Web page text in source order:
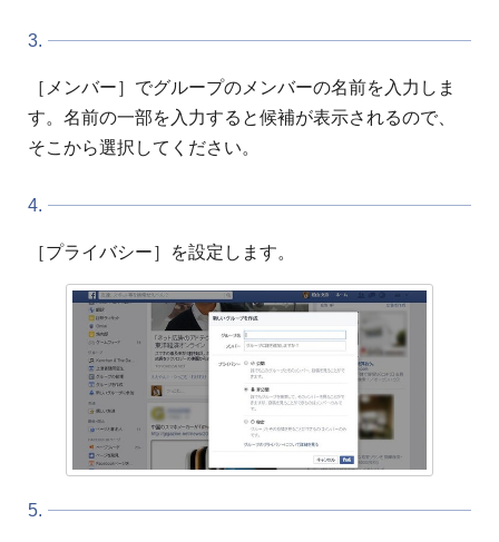
3.
［メンバー］でグループのメンバーの名前を入力しま
す。名前の一部を入力すると候補が表示されるので、
そこから選択してください。
4.
［プライバシー］を設定します。
5.